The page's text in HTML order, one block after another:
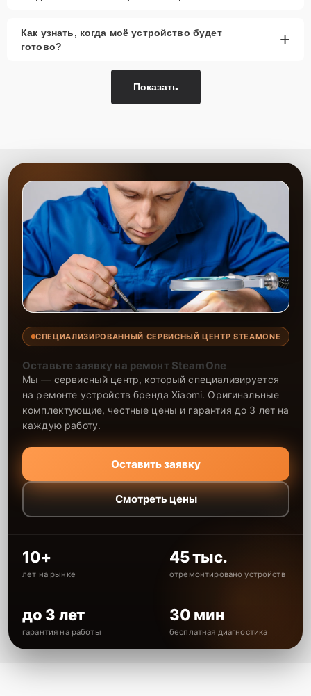
Как узнать, когда моё устройство будет
готово?
+
Показать
СПЕЦИАЛИЗИРОВАННЫЙ СЕРВИСНЫЙ ЦЕНТР STEAMONE
Оставьте заявку на ремонт SteamOne
Мы — сервисный центр, который специализируется
на ремонте устройств бренда Xiaomi. Оригинальные
комплектующие, честные цены и гарантия до 3 лет на
каждую работу.
Оставить заявку
Смотреть цены
10+
лет на рынке
45 тыс.
отремонтировано устройств
до 3 лет
гарантия на работы
30 мин
бесплатная диагностика